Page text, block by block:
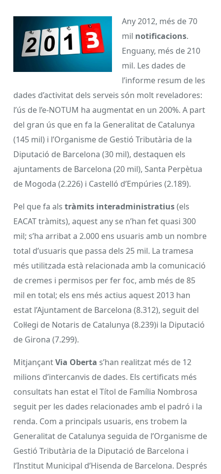
Any 2012, més de 70
mil notificacions.
Enguany, més de 210
mil. Les dades de
l’informe resum de les
dades d’activitat dels serveis són molt reveladores:
l’ús de l’e-NOTUM ha augmentat en un 200%. A part
del gran ús que en fa la Generalitat de Catalunya
(145 mil) i l’Organisme de Gestió Tributària de la
Diputació de Barcelona (30 mil), destaquen els
ajuntaments de Barcelona (20 mil), Santa Perpètua
de Mogoda (2.226) i Castelló d’Empúries (2.189).
Pel que fa als tràmits interadministratius(els
EACAT tràmits), aquest any se n’han fet quasi 300
mil; s’ha arribat a 2.000 ens usuaris amb un nombre
total d’usuaris que passa dels 25 mil. La tramesa
més utilitzada està relacionada amb la comunicació
de cremes i permisos per fer foc, amb més de 85
mil en total; els ens més actius aquest 2013 han
estat l’Ajuntament de Barcelona (8.312), seguit del
Col·legi de Notaris de Catalunya (8.239)i la Diputació
de Girona (7.299).
MitjançantVia Oberta s’han realitzat més de 12
milions d’intercanvis de dades. Els certificats més
consultats han estat el Títol de Família Nombrosa
seguit per les dades relacionades amb el padró i la
renda. Com a principals usuaris, ens trobem la
Generalitat de Catalunya seguida de l’Organisme de
Gestió Tributària de la Diputació de Barcelona i
l’Institut Municipal d’Hisenda de Barcelona. Després